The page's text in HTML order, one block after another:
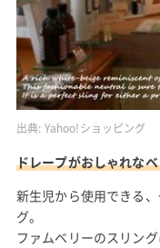
出典: Yahoo!ショッピング
ドレープがおしゃれな
新生児から使用できる
グ。
ファムベリーのスリン